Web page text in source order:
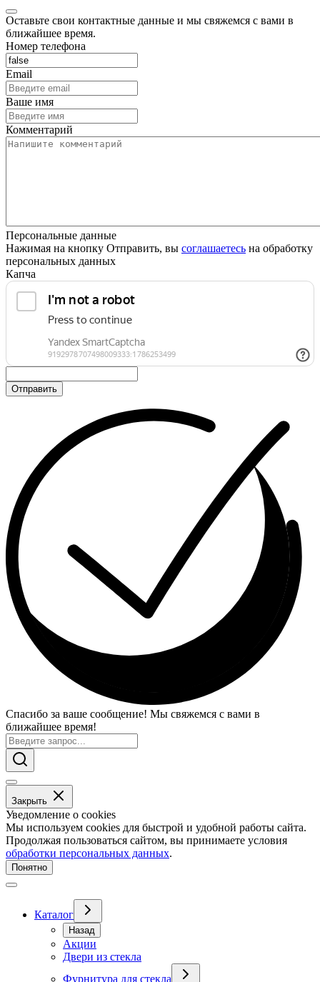
Оставьте свои контактные данные и мы свяжемся с вами в
ближайшее время.
Номер телефона
Email
Ваше имя
Комментарий
Персональные данные
Нажимая на кнопку Отправить, вы соглашаетесь на обработку
персональных данных
Капча
Отправить
Спасибо за ваше сообщение! Мы свяжемся с вами в
ближайшее время!
Закрыть
Уведомление о cookies
Мы используем cookies для быстрой и удобной работы сайта.
Продолжая пользоваться сайтом, вы принимаете условия
обработки персональных данных.
Понятно
Каталог
Назад
Акции
Двери из стекла
Фурнитура для стекла